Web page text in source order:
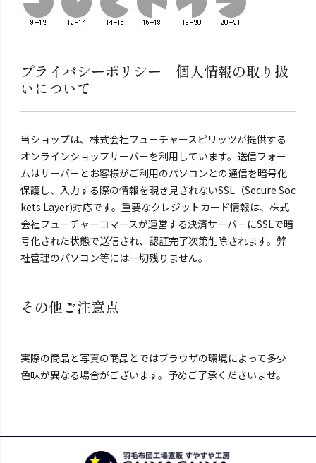
プライバシーポリシー 個人情報の取り扱
いについて
当ショップは、株式会社フューチャースピリッツが提供する
オンラインショップサーバーを利用しています。送信フォー
ムはサーバーとお客様がご利用のパソコンとの通信を暗号化
保護し、入力する際の情報を覗き見されないSSL（Secure Soc
kets Layer)対応です。重要なクレジットカード情報は、株式
会社フューチャーコマースが運営する決済サーバーにSSLで暗
号化された状態で送信され、認証完了次第削除されます。弊
社管理のパソコン等には一切残りません。
その他ご注意点
実際の商品と写真の商品とではブラウザの環境によって多少
色味が異なる場合がございます。予めご了承くださいませ。